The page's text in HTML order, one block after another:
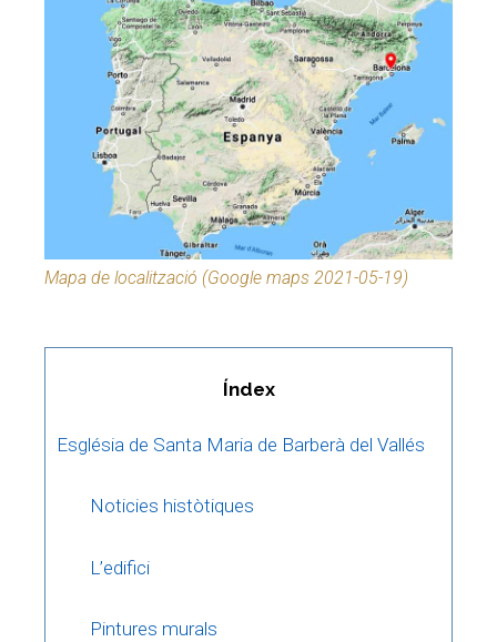
Mapa de localització (Google maps 2021-05-19)
Índex
Església de Santa Maria de Barberà del Vallés
Noticies històtiques
L’edifici
Pintures murals